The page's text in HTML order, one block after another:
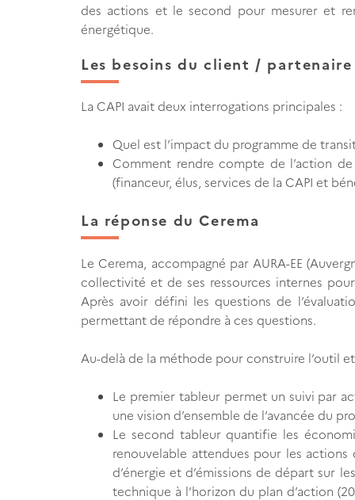
des actions et le second pour mesurer et
énergétique.
Les besoins du client / partenaire
La CAPI avait deux interrogations principales :
Quel est l’impact du programme de
Comment rendre compte de l’action
(financeur, élus, services de la CAPI et
La réponse du Cerema
Le Cerema, accompagné par AURA-EE
collectivité et de ses ressources internes
Après avoir défini les questions de
permettant de répondre à ces questions.
Au-delà de la méthode pour construire l’outil
Le premier tableur permet un suivi par
une vision d’ensemble de l’avancée du
Le second tableur quantifie les
renouvelable attendues pour les
d’énergie et d’émissions de départ sur
technique à l’horizon du plan d’action